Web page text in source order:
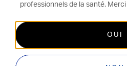
professionnels de la santé.
OUI